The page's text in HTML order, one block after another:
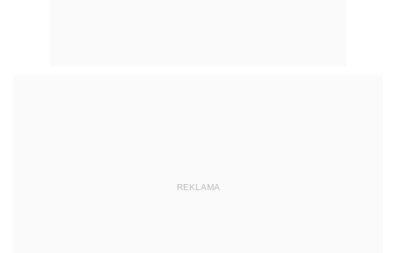
REKLAMA